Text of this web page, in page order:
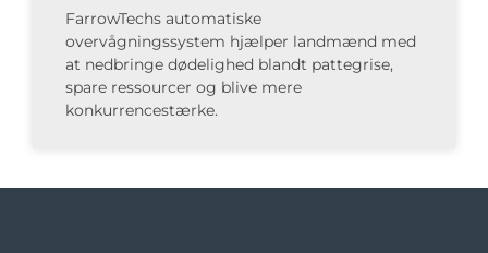
FarrowTechs automatiske
overvågningssystem hjælper landmænd med
at nedbringe dødelighed blandt pattegrise,
spare ressourcer og blive mere
konkurrencestærke.